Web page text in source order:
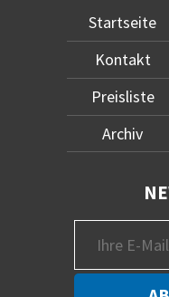
Startseite
Kontakt
Preisliste
Archiv